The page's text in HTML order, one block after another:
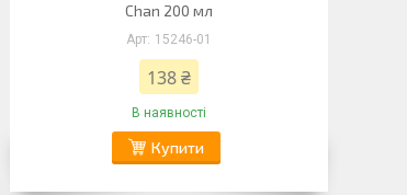
Chan 200 мл
15246-01
138 ₴
В наявності
Купити